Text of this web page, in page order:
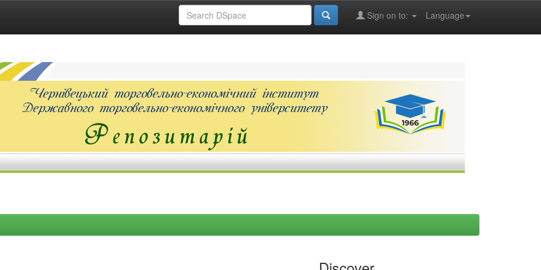
Language
Sign on to: